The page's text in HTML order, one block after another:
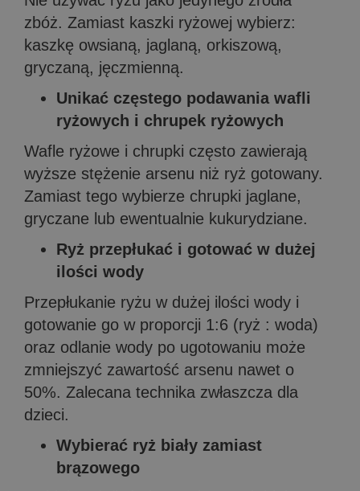
zbóż. Zamiast kaszki ryżowej wybierz:
kaszkę owsianą, jaglaną, orkiszową,
gryczaną, jęczmienną.
Unikać częstego podawania wafli
ryżowych i chrupek ryżowych
Wafle ryżowe i chrupki często zawierają
wyższe stężenie arsenu niż ryż gotowany.
Zamiast tego wybierze chrupki jaglane,
gryczane lub ewentualnie kukurydziane.
Ryż przepłukać i gotować w dużej
ilości wody
Przepłukanie ryżu w dużej ilości wody i
gotowanie go w proporcji 1:6 (ryż : woda)
oraz odlanie wody po ugotowaniu może
zmniejszyć zawartość arsenu nawet o
50%. Zalecana technika zwłaszcza dla
dzieci.
Wybierać ryż biały zamiast
brązowego